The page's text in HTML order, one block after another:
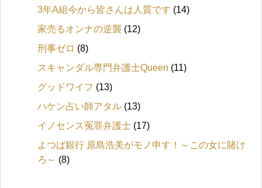
3年A組今から皆さんは人質です (14)
家売るオンナの逆襲 (12)
刑事ゼロ (8)
スキャンダル専門弁護士Queen (11)
グッドワイフ (13)
ハケン占い師アタル (13)
イノセンス冤罪弁護士 (17)
よつば銀行 原島浩美がモノ申す！～この女に賭け
ろ～ (8)